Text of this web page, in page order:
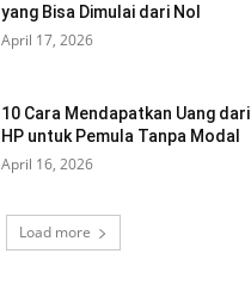
yang Bisa Dimulai dari Nol
April 17, 2026
10 Cara Mendapatkan Uang dari
HP untuk Pemula Tanpa Modal
April 16, 2026
Load more